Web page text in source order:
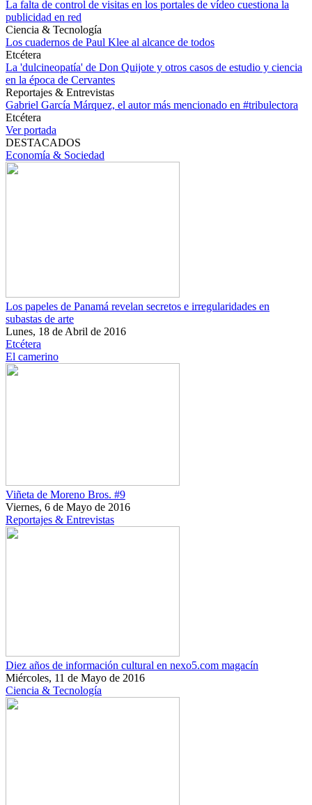
La falta de control de visitas en los portales de vídeo cuestiona la
publicidad en red
Ciencia & Tecnología
Los cuadernos de Paul Klee al alcance de todos
Etcétera
La 'dulcineopatía' de Don Quijote y otros casos de estudio y ciencia
en la época de Cervantes
Reportajes & Entrevistas
Gabriel García Márquez, el autor más mencionado en #tribulectora
Etcétera
Ver portada
DESTACADOS
Economía & Sociedad
Los papeles de Panamá revelan secretos e irregularidades en
subastas de arte
Lunes, 18 de Abril de 2016
Etcétera
El camerino
Viñeta de Moreno Bros. #9
Viernes, 6 de Mayo de 2016
Reportajes & Entrevistas
Diez años de información cultural en nexo5.com magacín
Miércoles, 11 de Mayo de 2016
Ciencia & Tecnología